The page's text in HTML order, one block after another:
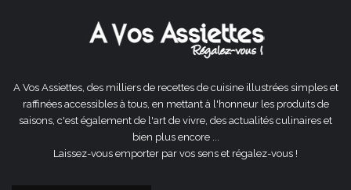
A Vos Assiettes, des milliers de recettes de cuisine illustrées simples et
raffinées accessibles à tous, en mettant à l'honneur les produits de
saisons, c'est également de l'art de vivre, des actualités culinaires et
bien plus encore ...
Laissez-vous emporter par vos sens et régalez-vous !